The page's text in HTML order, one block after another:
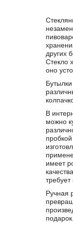
других
Стекло
оно
В
можно
имеет
Ручная
подарок.